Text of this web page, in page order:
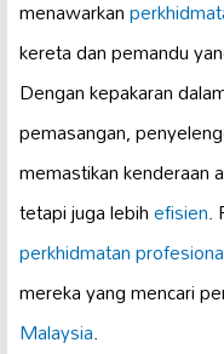
menawarkan
kereta dan pemandu
Dengan kepakaran
pemasangan,
memastikan kenderaan
tetapi juga lebihefisien.
perkhidmatan
mereka yang mencari
Malaysia.